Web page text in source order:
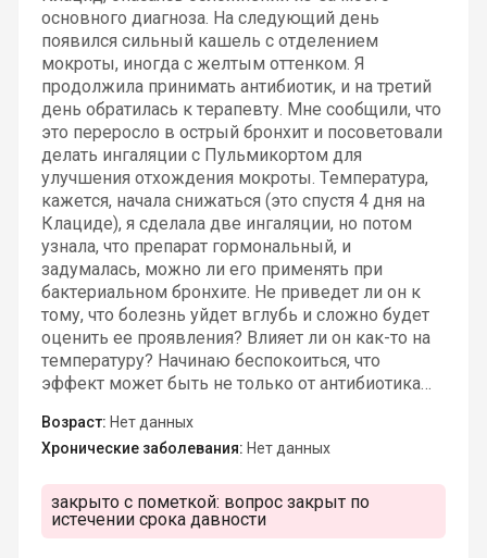
основного диагноза. На следующий день
появился сильный кашель с отделением
мокроты, иногда с желтым оттенком. Я
продолжила принимать антибиотик, и на третий
день обратилась к терапевту. Мне сообщили, что
это переросло в острый бронхит и посоветовали
делать ингаляции с Пульмикортом для
улучшения отхождения мокроты. Температура,
кажется, начала снижаться (это спустя 4 дня на
Клациде), я сделала две ингаляции, но потом
узнала, что препарат гормональный, и
задумалась, можно ли его применять при
бактериальном бронхите. Не приведет ли он к
тому, что болезнь уйдет вглубь и сложно будет
оценить ее проявления? Влияет ли он как-то на
температуру? Начинаю беспокоиться, что
эффект может быть не только от антибиотика…
Возраст: Нет данных
Хронические заболевания: Нет данных
закрыто с пометкой: вопрос закрыт по
истечении срока давности